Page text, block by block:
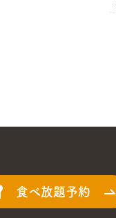
食べ放題予約